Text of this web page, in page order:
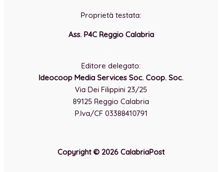
Proprietà testata:
Ass. P4C Reggio Calabria
Editore delegato:
Ideocoop Media Services Soc. Coop. Soc.
Via Dei Filippini 23/25
89125 Reggio Calabria
P.Iva/CF 03388410791
Copyright © 2026 CalabriaPost